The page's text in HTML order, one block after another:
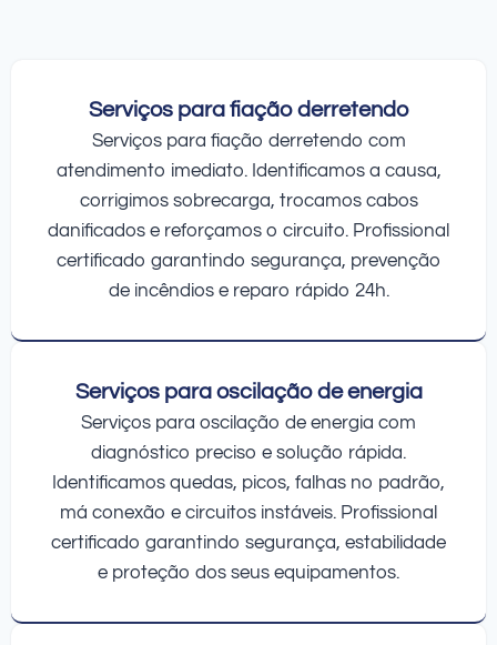
Serviços para fiação derretendo
Serviços para fiação derretendo com
atendimento imediato. Identificamos a causa,
corrigimos sobrecarga, trocamos cabos
danificados e reforçamos o circuito. Profissional
certificado garantindo segurança, prevenção
de incêndios e reparo rápido 24h.
Serviços para oscilação de energia
Serviços para oscilação de energia com
diagnóstico preciso e solução rápida.
Identificamos quedas, picos, falhas no padrão,
má conexão e circuitos instáveis. Profissional
certificado garantindo segurança, estabilidade
e proteção dos seus equipamentos.